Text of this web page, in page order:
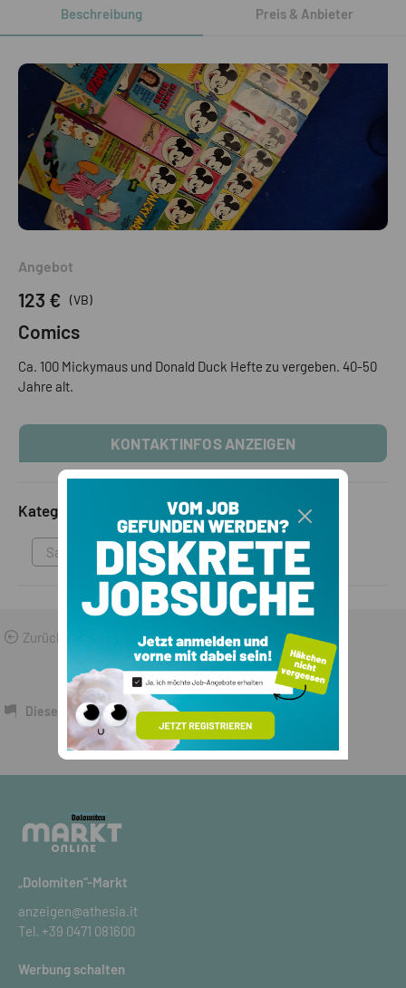
Beschreibung Preis & Anbieter
Angebot
123 € (VB)
Comics
Ca. 100 Mickymaus und Donald Duck Hefte zu vergeben. 40-50
Jahre alt.
KONTAKTINFOS ANZEIGEN
Kategorie
Sammlungen & Antikes
Zurück zu den Suchergebnissen
Dieses Inserat melden
„Dolomiten“-Markt
anzeigen@athesia.it
Tel. +39 0471 081600
Werbung schalten